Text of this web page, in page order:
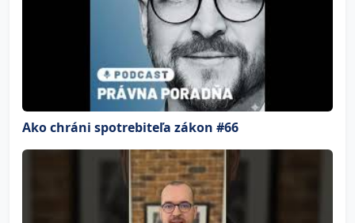
Ako chráni spotrebiteľa zákon #66